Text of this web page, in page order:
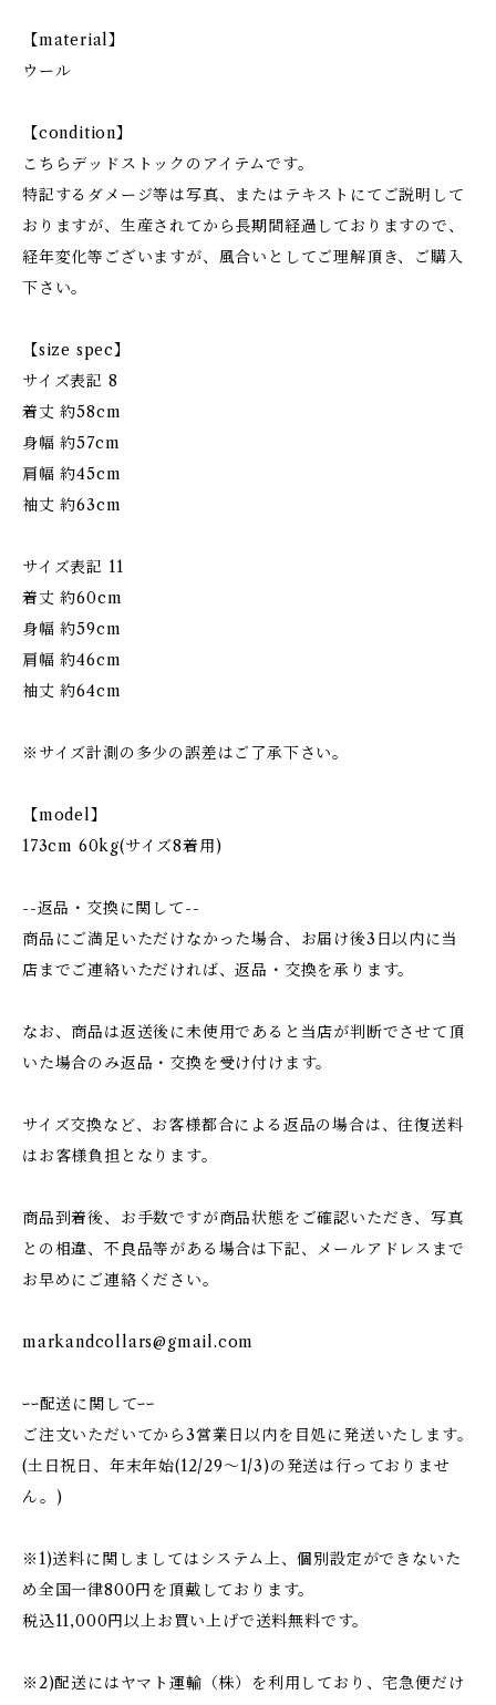
【material】
ウール
【condition】
こちらデッドストックのアイテムです。
特記するダメージ等は写真、またはテキストにてご説明して
おりますが、生産されてから長期間経過しておりますので、
経年変化等ございますが、風合いとしてご理解頂き、ご購入
下さい。
【size spec】
サイズ表記 8
着丈 約58cm
身幅 約57cm
肩幅 約45cm
袖丈 約63cm
サイズ表記 11
着丈 約60cm
身幅 約59cm
肩幅 約46cm
袖丈 約64cm
※サイズ計測の多少の誤差はご了承下さい。
【model】
173cm 60kg(サイズ8着用)
--返品・交換に関して--
商品にご満足いただけなかった場合、お届け後3日以内に当
店までご連絡いただければ、返品・交換を承ります。
なお、商品は返送後に未使用であると当店が判断でさせて頂
いた場合のみ返品・交換を受け付けます。
サイズ交換など、お客様都合による返品の場合は、往復送料
はお客様負担となります。
商品到着後、お手数ですが商品状態をご確認いただき、写真
との相違、不良品等がある場合は下記、メールアドレスまで
お早めにご連絡ください。
markandcollars@gmail.com
ｰｰ配送に関してｰｰ
ご注文いただいてから3営業日以内を目処に発送いたします。
(土日祝日、年末年始(12/29〜1/3)の発送は行っておりませ
ん。)
※1)送料に関しましてはシステム上、個別設定ができないた
め全国一律800円を頂戴しております。
税込11,000円以上お買い上げで送料無料です。
※2)配送にはヤマト運輸（株）を利用しており、宅急便だけ